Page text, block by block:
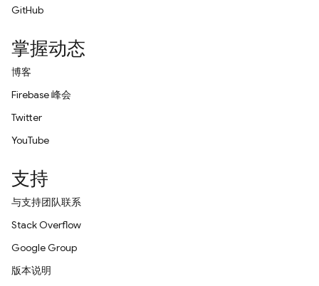
GitHub
掌握动态
博客
Firebase 峰会
Twitter
YouTube
支持
与支持团队联系
Stack Overflow
Google Group
版本说明